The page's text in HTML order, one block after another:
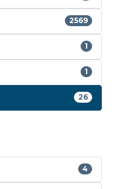
2569
1
1
26
4